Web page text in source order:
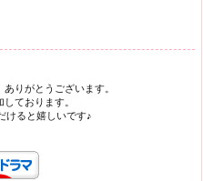
りがとうございます。
ております。
けると嬉しいです♪